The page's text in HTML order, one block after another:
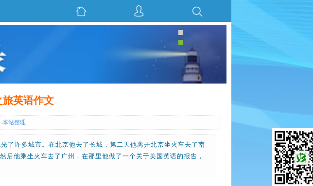
英语作文
本站整理
了许多城市。在北京他去了长城，第二天他离开北京坐火车去了南
他乘坐火车去了广州，在那里他做了一个关于美国英语的报告，